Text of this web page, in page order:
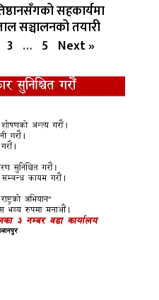
सहकार्यमा
सञ्चालनको तयारी
3 … 5 Next »